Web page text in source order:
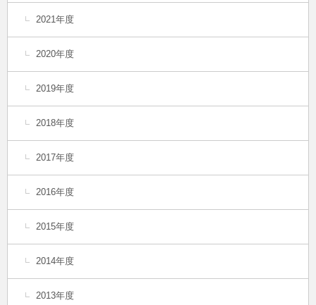
2021年度
2020年度
2019年度
2018年度
2017年度
2016年度
2015年度
2014年度
2013年度